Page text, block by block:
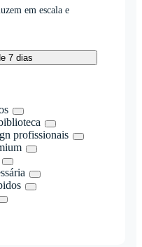
em escala e
7 dias
profissionais